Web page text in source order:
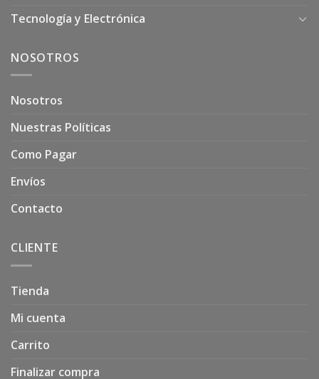
Tecnología y Electrónica
NOSOTROS
Nosotros
Nuestras Políticas
Como Pagar
Envíos
Contacto
CLIENTE
Tienda
Mi cuenta
Carrito
Finalizar compra